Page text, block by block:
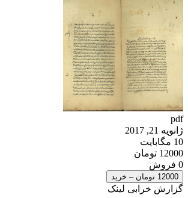
pdf
ژانویه 21, 2017
10 مگابایت
12000 تومان
0 فروش
12000 تومان – خرید
گزارش خرابی لینک